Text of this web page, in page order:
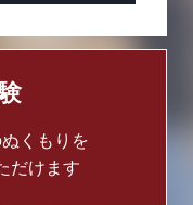
くもりを
だけます